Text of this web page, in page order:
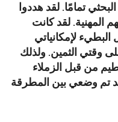
تمامًا. لقد هددوا
المهنية. لقد كانت
البطيء لإمكانياتي
وقتي الثمين. ولذلك
من قبل الزملاء
تم وضعي بين المطرقة